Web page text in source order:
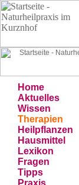
Home
Aktuelles
Wissen
Therapien
Heilpflanzen
Hausmittel
Lexikon
Fragen
Tipps
Praxis